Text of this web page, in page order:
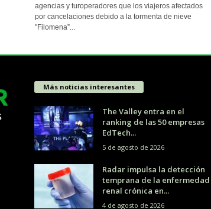
agencias y turoperadores que los viajeros afectados
por cancelaciones debido a la tormenta de nieve
"Filomena”...
Más noticias interesantes
The Valley entra en el
ranking de las 50 empresas
EdTech...
5 de agosto de 2026
Radar impulsa la detección
temprana de la enfermedad
renal crónica en...
4 de agosto de 2026